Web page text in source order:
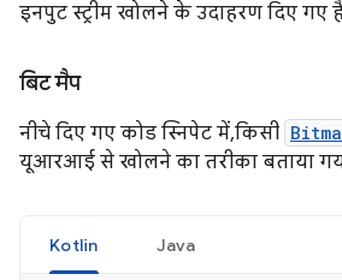
इनपुट स्ट्रीम खोलने के उदाहरण दिए गए
बिट मैप
नीचे दिए गए कोड स्निपेट में, किसी
यूआरआई से खोलने का तरीका बताया
Kotlin Java